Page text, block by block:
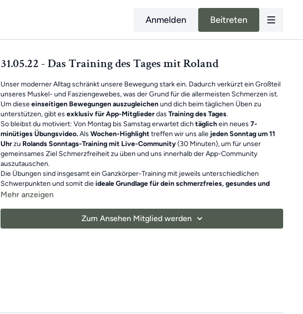
Anmelden Beitreten
31.05.22 - Das Training des Tages mit Roland
Unser moderner Alltag schränkt unsere Bewegung stark ein. Dadurch verkürzt ein Großteil
unseres Muskel- und Fasziengewebes, was der Grund für die allermeisten Schmerzen ist.
Um dieseeinseitigen Bewegungen auszugleichenund dich beim täglichen Üben zu
unterstützen, gibt esexklusiv für App-MitgliederdasTraining des Tages.
So bleibst du motiviert: Von Montag bis Samstag erwartet dichtäglichein neues7-
minütiges Übungsvideo.Als Wochen-Highlighttreffen wir uns alle jeden Sonntag um 11
Uhrzu Rolands Sonntags-Training mit Live-Community(30 Minuten), um für unser
gemeinsames Ziel Schmerzfreiheit zu üben und uns innerhalb der App-Community
auszutauschen.
Die Übungen sind insgesamt ein Ganzkörper-Training mit jeweils unterschiedlichen
Schwerpunkten und somit dieideale Grundlage für dein schmerzfreies, gesundes und
bewegliches Leben
Training verpasst, machst du einfach am nächsten Tag mit dem neuen Training weiter. Du
vergangenen Übungseinheitenimmer in derKategorie "Vergangene Trainings
Mehr anzeigen
Zum Ansehen Mitglied werden